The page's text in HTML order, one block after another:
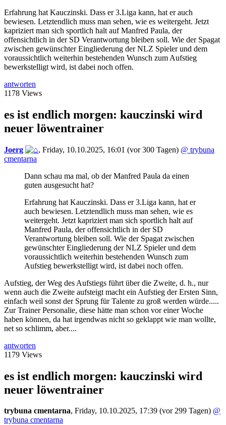
Erfahrung hat Kauczinski. Dass er 3.Liga kann, hat er auch
bewiesen. Letztendlich muss man sehen, wie es weitergeht. Jetzt
kapriziert man sich sportlich halt auf Manfred Paula, der
offensichtlich in der SD Verantwortung bleiben soll. Wie der Spagat
zwischen gewünschter Eingliederung der NLZ Spieler und dem
voraussichtlich weiterhin bestehenden Wunsch zum Aufstieg
bewerkstelligt wird, ist dabei noch offen.
antworten
1178 Views
es ist endlich morgen: kauczinski wird
neuer löwentrainer
Joerg , Friday, 10.10.2025, 16:01 (vor 300 Tagen) @ trybuna
cmentarna
Dann schau ma mal, ob der Manfred Paula da einen
guten ausgesucht hat?
Erfahrung hat Kauczinski. Dass er 3.Liga kann, hat er
auch bewiesen. Letztendlich muss man sehen, wie es
weitergeht. Jetzt kapriziert man sich sportlich halt auf
Manfred Paula, der offensichtlich in der SD
Verantwortung bleiben soll. Wie der Spagat zwischen
gewünschter Eingliederung der NLZ Spieler und dem
voraussichtlich weiterhin bestehenden Wunsch zum
Aufstieg bewerkstelligt wird, ist dabei noch offen.
Aufstieg, der Weg des Aufstiegs führt über die Zweite, d. h., nur
wenn auch die Zweite aufsteigt macht ein Aufstieg der Ersten Sinn,
einfach weil sonst der Sprung für Talente zu groß werden würde.....
Zur Trainer Personalie, diese hätte man schon vor einer Woche
haben können, da hat irgendwas nicht so geklappt wie man wollte,
net so schlimm, aber....
antworten
1179 Views
es ist endlich morgen: kauczinski wird
neuer löwentrainer
trybuna cmentarna, Friday, 10.10.2025, 17:39 (vor 299 Tagen) @
trybuna cmentarna